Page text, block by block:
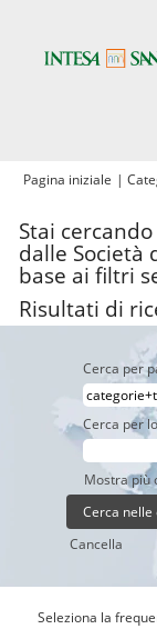
Pagina iniziale |
Stai
dalle Società
base ai filtri
Risultati di
Cerca per
Cerca per
Mostra più
Cancella
Seleziona la